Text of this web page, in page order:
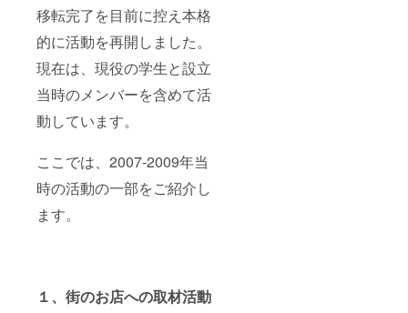
移転完了を目前に控え本格
的に活動を再開しました。
現在は、現役の学生と設立
当時のメンバーを含めて活
動しています。
ここでは、2007-2009年当
時の活動の一部をご紹介し
ます。
１、街のお店への取材活動